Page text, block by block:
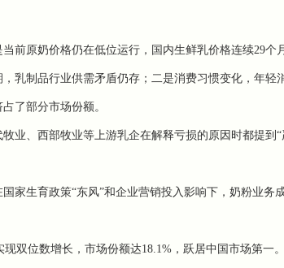
原奶价格仍在低位运行，国内生鲜乳价格连续29个
乳制品行业供需矛盾仍存；二是消费习惯变化，年轻
了部分市场份额。
、西部牧业等上游乳企在解释亏损的原因时都提到“
生育政策“东风”和企业营销投入影响下，奶粉业务
位数增长，市场份额达18.1%，跃居中国市场第一